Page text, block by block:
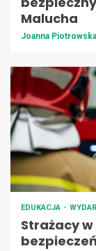
Malucha
Joanna Piotrowska
EDUKACJA
Strażacy